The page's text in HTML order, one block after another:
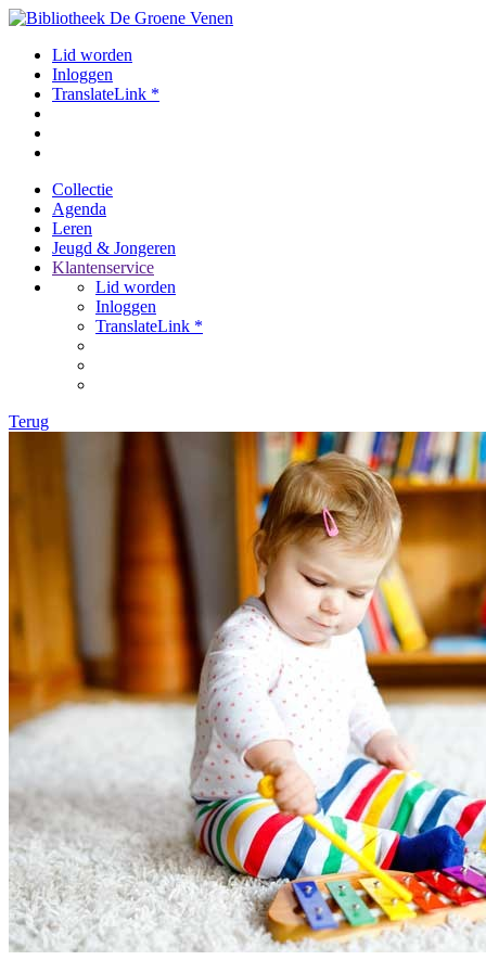
Lid worden
Inloggen
TranslateLink *
Collectie
Agenda
Leren
Jeugd & Jongeren
Klantenservice
Lid worden
Inloggen
TranslateLink *
Terug